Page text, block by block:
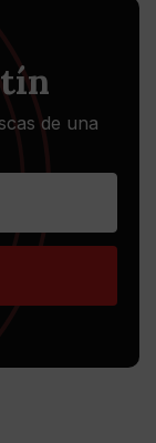
de una